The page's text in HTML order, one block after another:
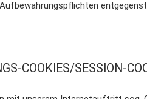
COOKIES/SESSION-